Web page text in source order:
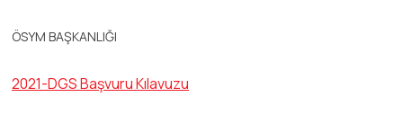
ÖSYM BAŞKANLIĞI
2021-DGS Başvuru Kılavuzu